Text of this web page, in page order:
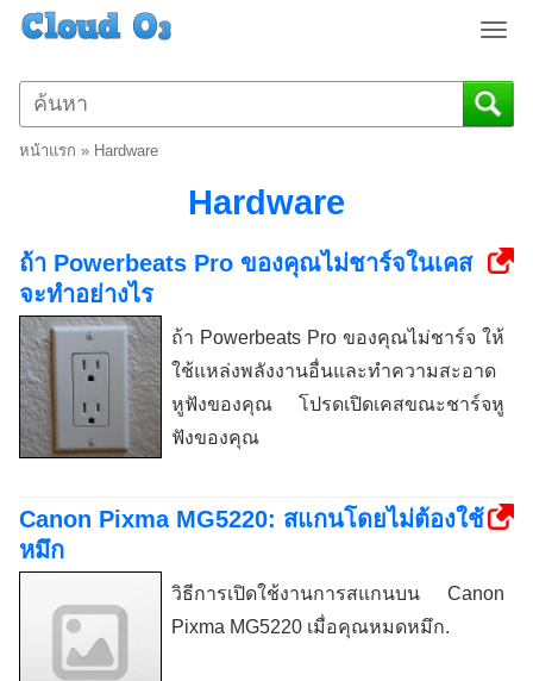
T
g
g
i
t
i
o
หน้าแรก » Hardware
Hardware
ถ้า Powerbeats Pro ของคุณไม่ชาร์จในเคส
จะทำอย่างไร
ถ้า Powerbeats Pro ของคุณไม่ชาร์จ ให้
ใช้แหล่งพลังงานอื่นและทำความสะอาด
หูฟังของคุณ โปรดเปิดเคสขณะชาร์จหู
ฟังของคุณ
Canon Pixma MG5220: สแกนโดยไม่ต้องใช้
หมึก
วิธีการเปิดใช้งานการสแกนบน Canon
Pixma MG5220 เมื่อคุณหมดหมึก.